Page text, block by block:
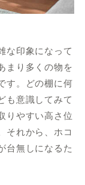
な印象になって
まり多くの物を
す。どの棚に何
も意識してみて
りやすい高さ位
それから、ホコ
台無しになるた